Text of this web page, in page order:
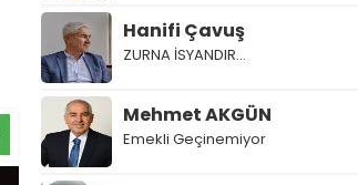
Hanifi Çavuş
ZURNA İSYANDIR...
Mehmet AKGÜN
Emekli Geçinemiyor